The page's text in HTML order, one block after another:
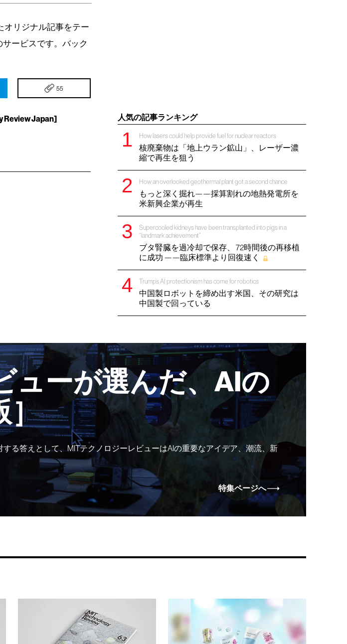
オリジナル記事をテー
ービスです。バック
55
人気の記事ランキング
How lasers could help provide fuel for nuclear reactors
核廃棄物は「地上ウラン鉱山」、レーザー濃
縮で再生を狙う
How an overlooked geothermal plant got a second chance
もっと深く掘れ——採算割れの地熱発電所を
米新興企業が再生
Supercooled kidneys have been transplanted into pigs in a
“landmark achievement”
ブタ腎臓を過冷却で保存、 72時間後の再移植
に成功 ——臨床標準より回復速く
Trump’s AI protectionism has come for robotics
中国製ロボットを締め出す米国、その研究は
中国製で回っている
Review Japan]
ューが選んだ、AIの
］
る答えとして、MITテクノロジーレビューはAIの重要なアイデア、潮流、新
特集ページへ